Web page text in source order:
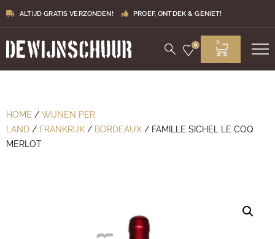
ALTIJD GRATIS VERZONDEN! PROEF, ONTDEK & GENIET!
0 0
HOME / WIJNEN PER
LAND / FRANKRIJK / BORDEAUX / FAMILLE SICHEL LE COQ
MERLOT